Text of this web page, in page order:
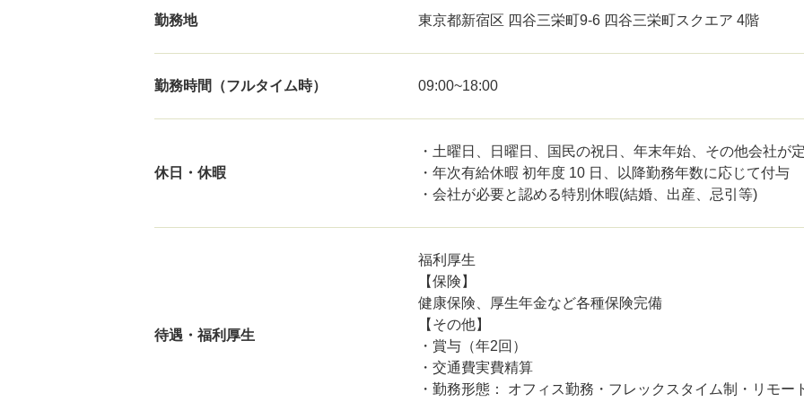
勤務地 東京都新宿区 四谷三栄町9-6 四谷三栄町スクエア 4階
勤務時間（フルタイム時） 09:00~18:00
休日・休暇
・土曜日、日曜日、国民の祝日、年末年始、その他会社が
・年次有給休暇 初年度 10 日、以降勤務年数に応じて付与
・会社が必要と認める特別休暇(結婚、出産、忌引等)
待遇・福利厚生
福利厚生
【保険】
健康保険、厚生年金など各種保険完備
【その他】
・賞与（年2回）
・交通費実費精算
・勤務形態： オフィス勤務・フレックスタイム制・リモー